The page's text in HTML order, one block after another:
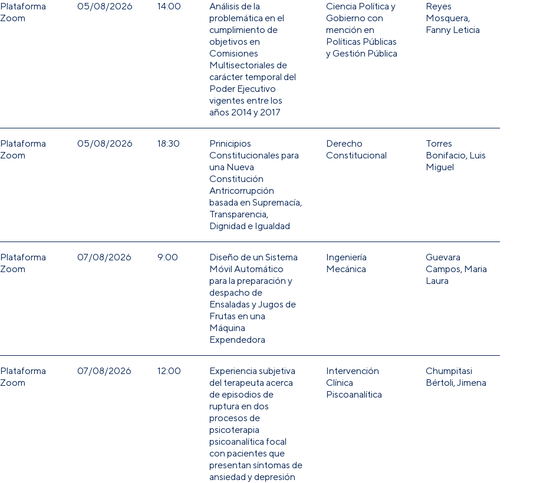
Plataforma
Zoom
05/08/2026 14:00
Análisis de la
problemática en el
cumplimiento de
objetivos en
Comisiones
Multisectoriales de
carácter temporal del
Poder Ejecutivo
vigentes entre los
años 2014 y 2017
Ciencia Política y
Gobierno con
mención en
Políticas Públicas
y Gestión Pública
Reyes
Mosquera,
Fanny Leticia
Plataforma
Zoom
05/08/2026 18:30
Prinicipios
Constitucionales para
una Nueva
Constitución
Antricorrupción
basada en Supremacía,
Transparencia,
Dignidad e Igualdad
Derecho
Constitucional
Torres
Bonifacio, Luis
Miguel
Plataforma
Zoom
07/08/2026 9:00
Diseño de un Sistema
Móvil Automático
para la preparación y
despacho de
Ensaladas y Jugos de
Frutas en una
Máquina
Expendedora
Ingeniería
Mecánica
Guevara
Campos, Maria
Laura
Plataforma
Zoom
07/08/2026 12:00
Experiencia subjetiva
del terapeuta acerca
de episodios de
ruptura en dos
procesos de
psicoterapia
psicoanalítica focal
con pacientes que
presentan síntomas de
ansiedad y depresión
Intervención
Clínica
Piscoanalítica
Chumpitasi
Bértoli, Jimena